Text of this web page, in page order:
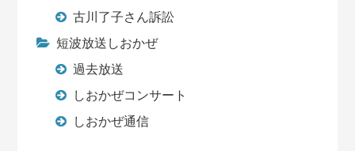
古川了子さん訴訟
短波放送しおかぜ
過去放送
しおかぜコンサート
しおかぜ通信